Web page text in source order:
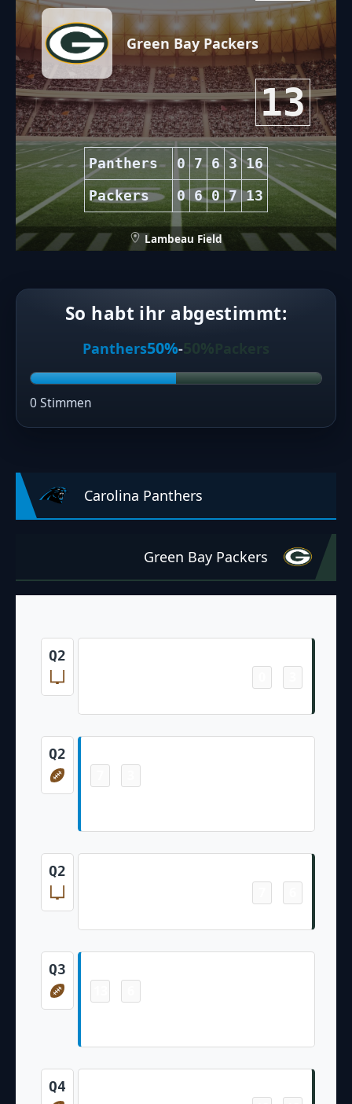
Green Bay Packers
13
Panthers 0 7 6 3 16
Packers
0 6 0 7 13
Lambeau Field
So habt ihr abgestimmt:
Panthers50%-50%
0 Stimmen
Carolina Panthers
Green Bay Packers
Q2
Q2
Q2
Q3
Q4